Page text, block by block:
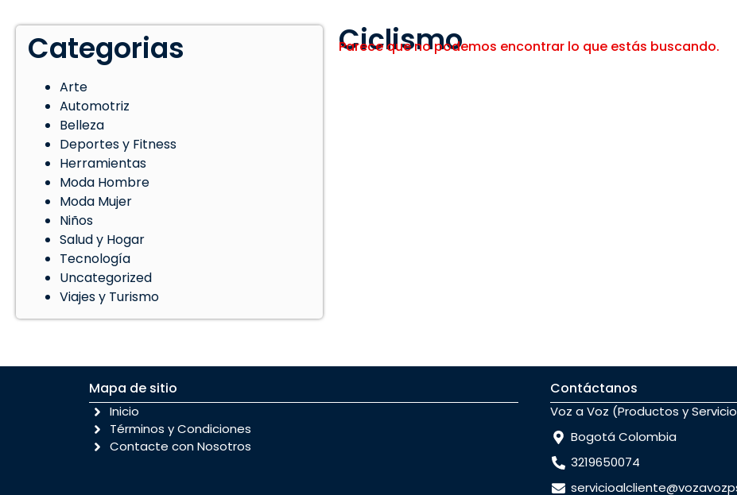
Categorias
Arte
Automotriz
Belleza
Deportes y Fitness
Herramientas
Moda Hombre
Moda Mujer
Niños
Salud y Hogar
Tecnología
Uncategorized
Viajes y Turismo
Ciclismo
Parece que no podemos encontrar lo que estás buscando.
Mapa de sitio
Inicio
Términos y Condiciones
Contacte con Nosotros
Contáctanos
Voz a Voz (Productos y
Bogotá Colombia
3219650074